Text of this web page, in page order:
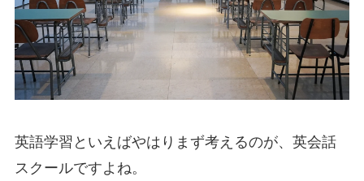
英語学習といえばやはりまず考えるのが、英会話
スクールですよね。